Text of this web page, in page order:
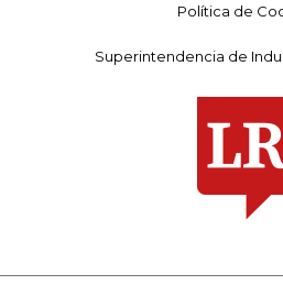
Política de
Superintendencia de